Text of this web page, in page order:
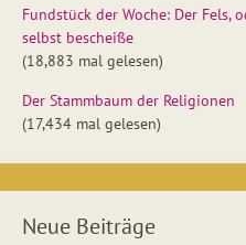
Fundstück der Woche: Der Fels,
selbst bescheiße
(18,883 mal gelesen)
Der Stammbaum der Religionen
(17,434 mal gelesen)
Neue Beiträge